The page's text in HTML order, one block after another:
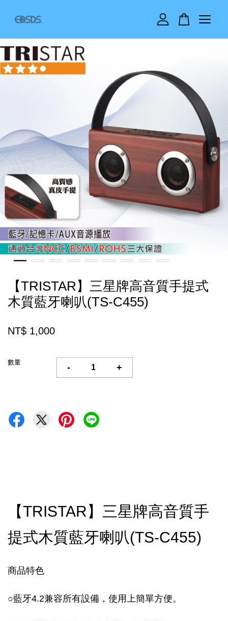
【TRISTAR】三星牌高音質手提式
木質藍牙喇叭(TS-C455)
NT$ 1,000
數量
- +
【TRISTAR】三星牌高音質手
提式木質藍牙喇叭(TS-C455)
商品特色
○藍牙4.2兼容所有設備，使用上簡單方便。
您的購物車目前還是空的。
繼續購物